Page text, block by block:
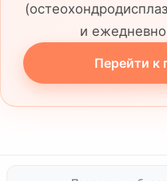
и
Перейти к